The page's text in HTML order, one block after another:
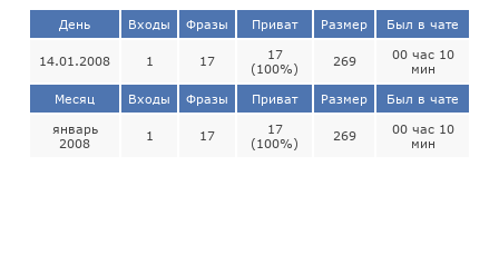
День Входы Фразы Приват Размер Был в чате
14.01.2008 1 17
17
(100%)
269
00 час 10
мин
Месяц Входы Фразы Приват Размер Был в чате
январь
2008
1 17
17
(100%)
269
00 час 10
мин